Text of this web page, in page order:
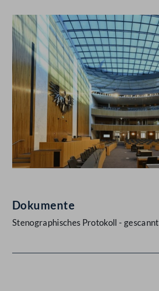
Dokumente
Stenographisches Protokoll - gescannt